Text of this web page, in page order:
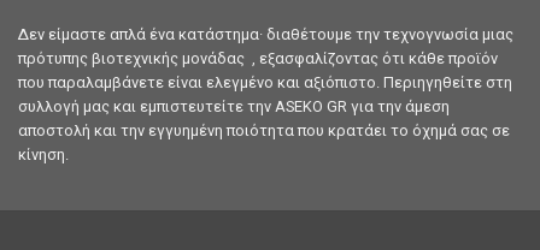
Δεν είμαστε απλά ένα κατάστημα· διαθέτουμε την τεχνογνωσία μιας
πρότυπης βιοτεχνικής μονάδας , εξασφαλίζοντας ότι κάθε προϊόν
που παραλαμβάνετε είναι ελεγμένο και αξιόπιστο. Περιηγηθείτε στη
συλλογή μας και εμπιστευτείτε την ASEKO GR για την άμεση
αποστολή και την εγγυημένη ποιότητα που κρατάει το όχημά σας σε
κίνηση.